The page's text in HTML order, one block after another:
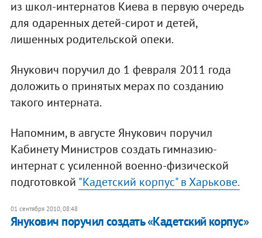
из школ-интернатов Киева в первую очередь
для одаренных детей-сирот и детей,
лишенных родительской опеки.
Янукович поручил до 1 февраля 2011 года
доложить о принятых мерах по созданию
такого интерната.
Напомним, в августе Янукович поручил
Кабинету Министров создать гимназию-
интернат с усиленной военно-физической
подготовкой "Кадетский корпус" в Харькове.
01 сентября 2010, 08:48
Янукович поручил создать «Кадетский корпус»